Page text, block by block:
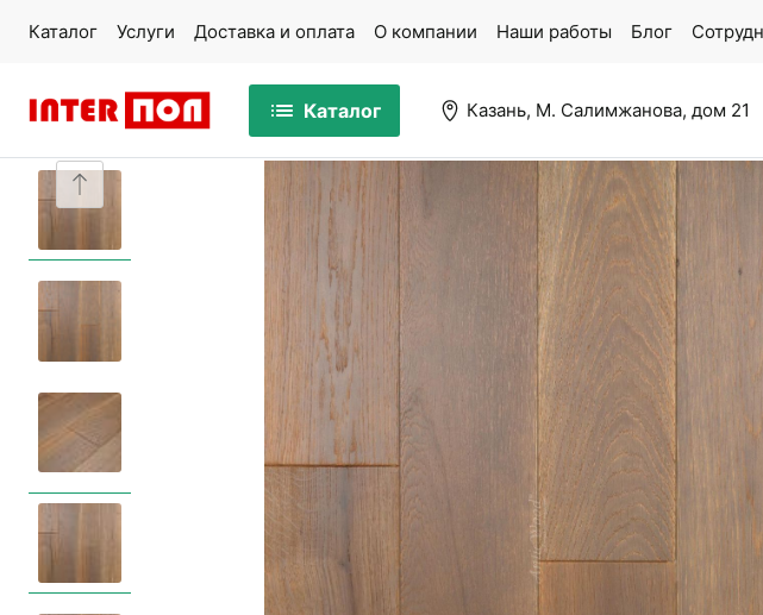
Каталог Услуги Доставка и оплата О компании Наши работы Блог
Каталог Казань, М. Салимжанова, дом 21
Паркетная доска
Минерально-каменный
Ковролин